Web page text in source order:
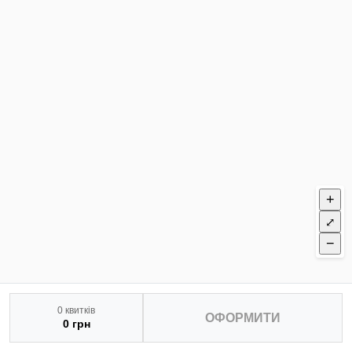
+
⤢
−
0 квитків
0 грн ОФОРМИТИ